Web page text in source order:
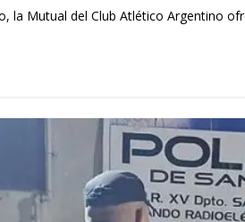
la Mutual del Club Atlético Argentino